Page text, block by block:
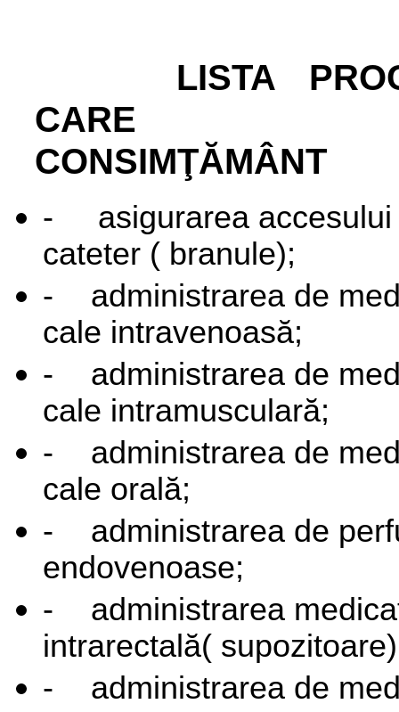
LISTA
CARE
CONSIMŢĂMÂNT
- asigurarea
cateter ( branule);
- administrarea de
cale intravenoasă;
- administrarea de
cale intramusculară;
- administrarea de
cale orală;
- administrarea de
endovenoase;
- administrarea
intrarectală(
- administrarea de